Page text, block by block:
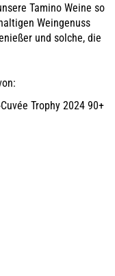
Tamino Weine so
Weingenuss
und solche, die
Trophy 2024 90+